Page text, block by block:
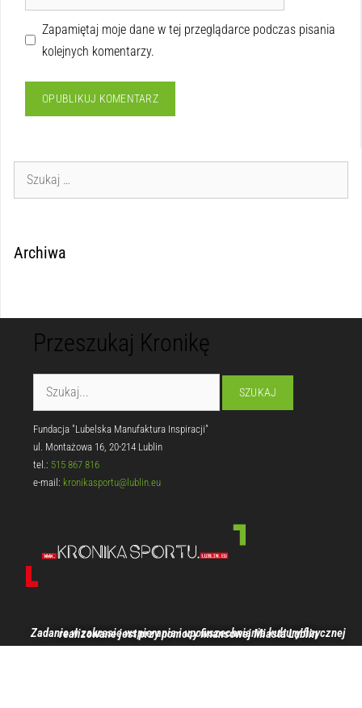
Zapamiętaj moje dane w tej przeglądarce podczas pisania
kolejnych komentarzy.
Archiwa
Przeszukaj Kronikę
Fundacja "Lubelska Manufaktura Inspiracji"
ul. Montażowa 16, 20-214 Lublin
tel.: 515 867 816
e-mail: kronikasportu@lublin.eu
Zadanie w zakresie wspierania i upowszechniania kultury fizycznej realizowane jest przy pomocy finansowej Miasta Lublin